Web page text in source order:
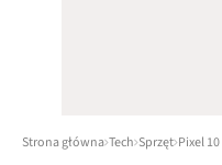
Strona główna Tech Sprzęt